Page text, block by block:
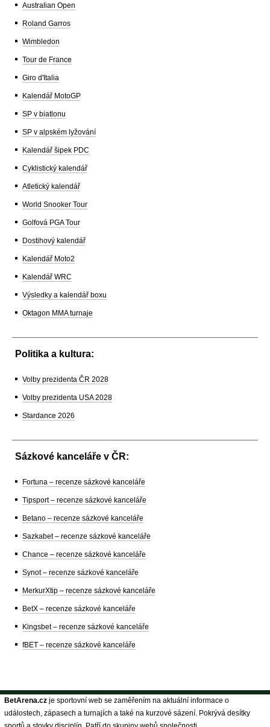
Australian Open
Roland Garros
Wimbledon
Tour de France
Giro d'Italia
Kalendář MotoGP
SP v biatlonu
SP v alpském lyžování
Kalendář šipek PDC
Cyklistický kalendář
Atletický kalendář
World Snooker Tour
Golfová PGA Tour
Dostihový kalendář
Kalendář Moto2
Kalendář WRC
Výsledky a kalendář boxu
Oktagon MMA turnaje
Politika a kultura:
Volby prezidenta ČR 2028
Volby prezidenta USA 2028
Stardance 2026
Sázkové kanceláře v ČR:
Fortuna – recenze sázkové kanceláře
Tipsport – recenze sázkové kanceláře
Betano – recenze sázkové kanceláře
Sazkabet – recenze sázkové kanceláře
Chance – recenze sázkové kanceláře
Synot – recenze sázkové kanceláře
MerkurXtip – recenze sázkové kanceláře
BetX – recenze sázkové kanceláře
Kingsbet – recenze sázkové kanceláře
fBET – recenze sázkové kanceláře
BetArena.cz je sportovní web se zaměřením na aktuální informace o
událostech, zápasech a turnajích a také na kurzové sázení. Pokrývá desítky